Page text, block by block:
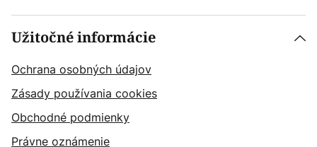
Užitočné informácie
Ochrana osobných údajov
Zásady používania cookies
Obchodné podmienky
Právne oznámenie